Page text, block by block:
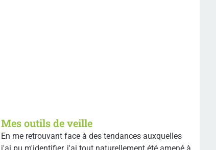
Mes outils de veille
En me retrouvant face à des tendances auxquelles